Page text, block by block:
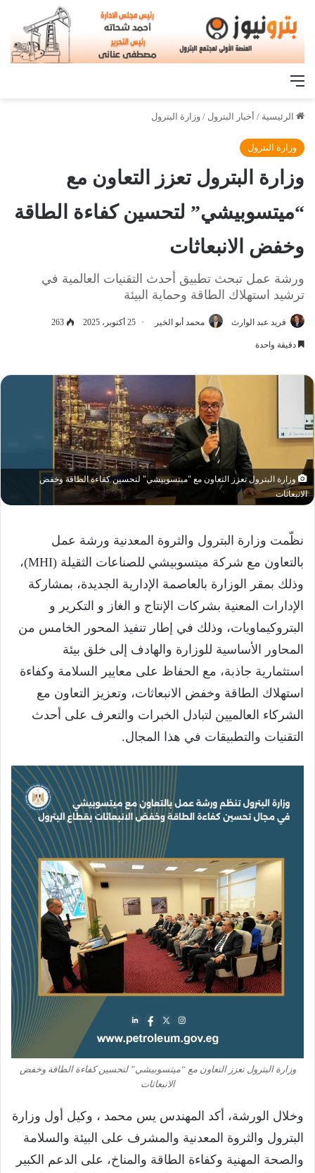
القائمة
الرئيسية / أخبار البترول / وزارة البترول
وزارة البترول
وزارة البترول تعزز التعاون مع
“ميتسوبيشي” لتحسين كفاءة الطاقة
وخفض الانبعاثات
ورشة عمل تبحث تطبيق أحدث التقنيات العالمية في
ترشيد استهلاك الطاقة وحماية البيئة
فريد عبد الوارث محمد أبو الخير 25 أكتوبر، 2025 263
دقيقة واحدة
وزارة البترول تعزز التعاون مع "ميتسوبيشي" لتحسين كفاءة الطاقة وخفض
الانبعاثات
نظّمت وزارة البترول والثروة المعدنية ورشة عمل
بالتعاون مع شركة ميتسوبيشي للصناعات الثقيلة (MHI)،
وذلك بمقر الوزارة بالعاصمة الإدارية الجديدة، بمشاركة
الإدارات المعنية بشركات الإنتاج و الغاز و التكرير و
البتروكيماويات، وذلك في إطار تنفيذ المحور الخامس من
المحاور الأساسية للوزارة والهادف إلى خلق بيئة
استثمارية جاذبة، مع الحفاظ على معايير السلامة وكفاءة
استهلاك الطاقة وخفض الانبعاثات، وتعزيز التعاون مع
الشركاء العالميين لتبادل الخبرات والتعرف على أحدث
التقنيات والتطبيقات في هذا المجال.
وزارة البترول تعزز التعاون مع “ميتسوبيشي” لتحسين كفاءة الطاقة وخفض
الانبعاثات
وخلال الورشة، أكد المهندس يس محمد ، وكيل أول وزارة
البترول والثروة المعدنية والمشرف على البيئة والسلامة
والصحة المهنية وكفاءة الطاقة والمناخ، على الدعم الكبير